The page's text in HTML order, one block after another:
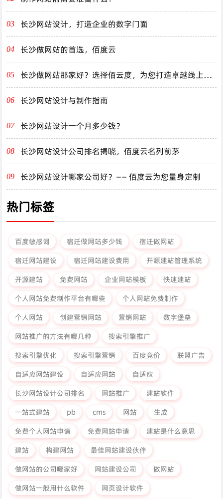
03 长沙网站设计，打造企业的数字门面
04 长沙做网站的首选，佰度云
05
长沙做网站那家好？选择佰云度，为您打造卓越线上体
验！
06 长沙网站设计与制作指南
07 长沙网站设计一个月多少钱？
08 长沙网站设计公司排名揭晓，佰度云名列前茅
09 长沙网站设计哪家公司好？—— 佰度云为您量身定制
热门标签
百度敏感词 宿迁做网站多少钱
宿迁做网站
宿迁网站建设
宿迁网站建设费用
开源建站管理系统
开源建站
免费网站 企业网站模板
快速建站
个人网站免费制作平台有哪些
个人网站免费制作
个人网站
创建营销网站 营销网站
数字堡垒
网站推广的方法有哪几种
搜索引擎推广
搜索引擎优化
搜索引擎营销 百度竞价
联盟广告
自适应网站建设
自适应网站
自适应
长沙网站设计公司排名
网站推广
建站软件
一站式建站
pb cms 网站
生成
免费个人网站申请
免费网站申请
建站是什么意思
建站
构建网站
最佳网站建设伙伴
做网站的公司哪家好
网站建设公司
做网站
做网站一般用什么软件
网页设计软件